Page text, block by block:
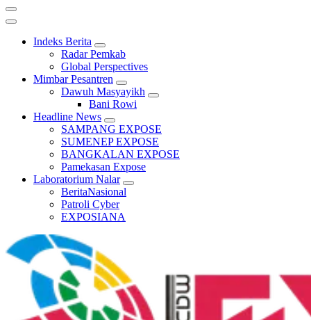
Indeks Berita
Radar Pemkab
Global Perspectives
Mimbar Pesantren
Dawuh Masyayikh
Bani Rowi
Headline News
SAMPANG EXPOSE
SUMENEP EXPOSE
BANGKALAN EXPOSE
Pamekasan Expose
Laboratorium Nalar
BeritaNasional
Patroli Cyber
EXPOSIANA